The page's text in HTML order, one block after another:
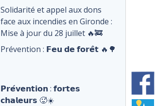
Solidarité et appel aux dons
face aux incendies en Gironde :
Mise à jour du 28 juillet 🔥🚒
Prévention : 𝗙𝗲𝘂 𝗱𝗲 𝗳𝗼𝗿𝗲̂𝘁 🔥🌳
𝗣𝗿𝗲́𝘃𝗲𝗻𝘁𝗶𝗼𝗻 : 𝗳𝗼𝗿𝘁𝗲𝘀
𝗰𝗵𝗮𝗹𝗲𝘂𝗿𝘀 🥵☀️